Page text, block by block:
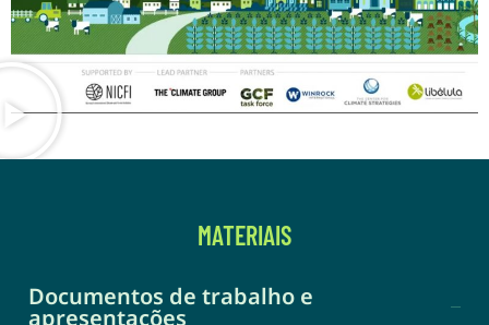
MATERIAIS
Documentos de trabalho e
apresentações